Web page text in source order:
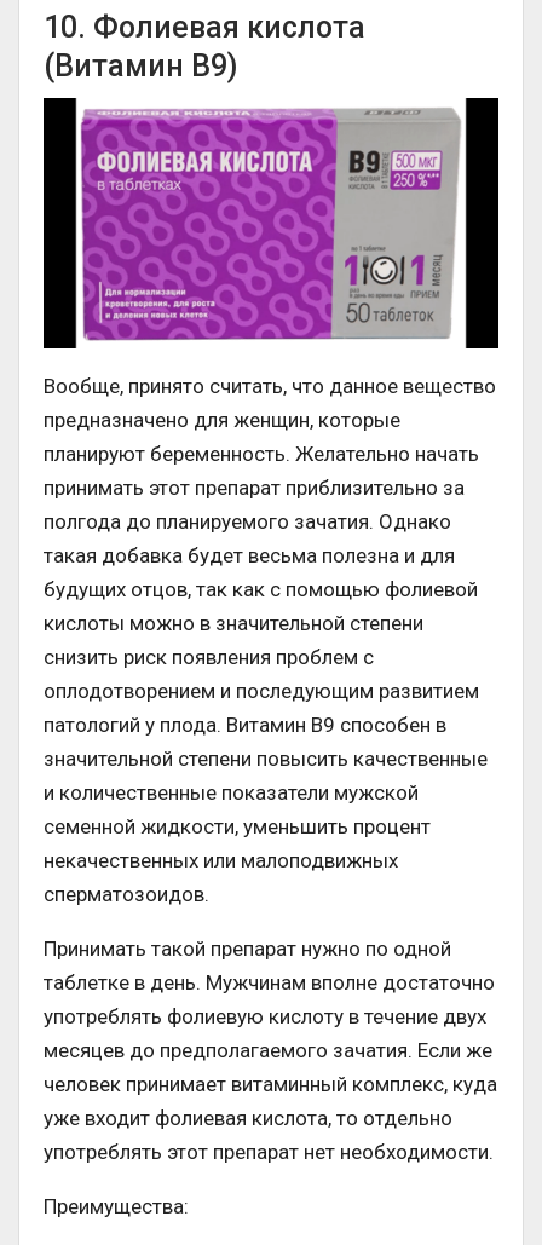
10. Фолиевая кислота
(Витамин В9)
Вообще, принято считать, что данное вещество
предназначено для женщин, которые
планируют беременность. Желательно начать
принимать этот препарат приблизительно за
полгода до планируемого зачатия. Однако
такая добавка будет весьма полезна и для
будущих отцов, так как с помощью фолиевой
кислоты можно в значительной степени
снизить риск появления проблем с
оплодотворением и последующим развитием
патологий у плода. Витамин В9 способен в
значительной степени повысить качественные
и количественные показатели мужской
семенной жидкости, уменьшить процент
некачественных или малоподвижных
сперматозоидов.
Принимать такой препарат нужно по одной
таблетке в день. Мужчинам вполне достаточно
употреблять фолиевую кислоту в течение двух
месяцев до предполагаемого зачатия. Если же
человек принимает витаминный комплекс, куда
уже входит фолиевая кислота, то отдельно
употреблять этот препарат нет необходимости.
Преимущества: